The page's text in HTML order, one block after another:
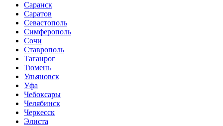
Саранск
Саратов
Севастополь
Симферополь
Сочи
Ставрополь
Таганрог
Тюмень
Ульяновск
Уфа
Чебоксары
Челябинск
Черкесск
Элиста